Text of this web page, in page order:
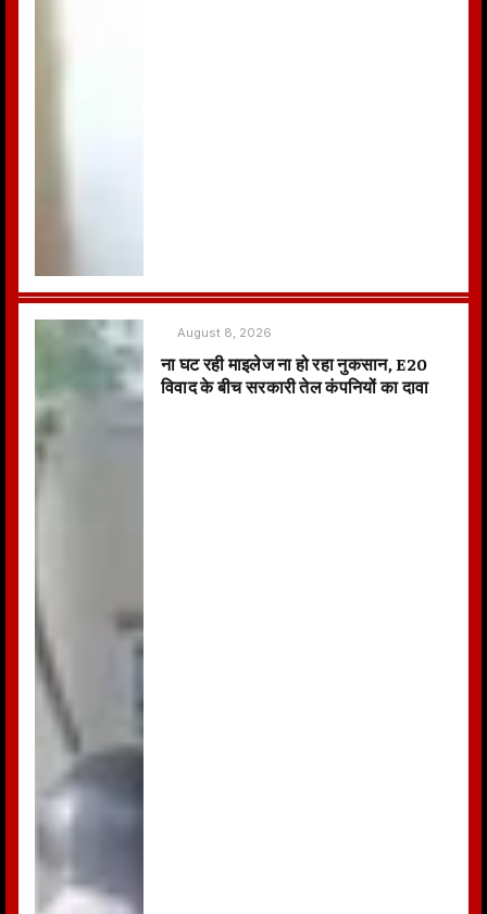
August 8, 2026
ना घट रही माइलेज ना हो रहा नुकसान, E20
विवाद के बीच सरकारी तेल कंपनियों का दावा